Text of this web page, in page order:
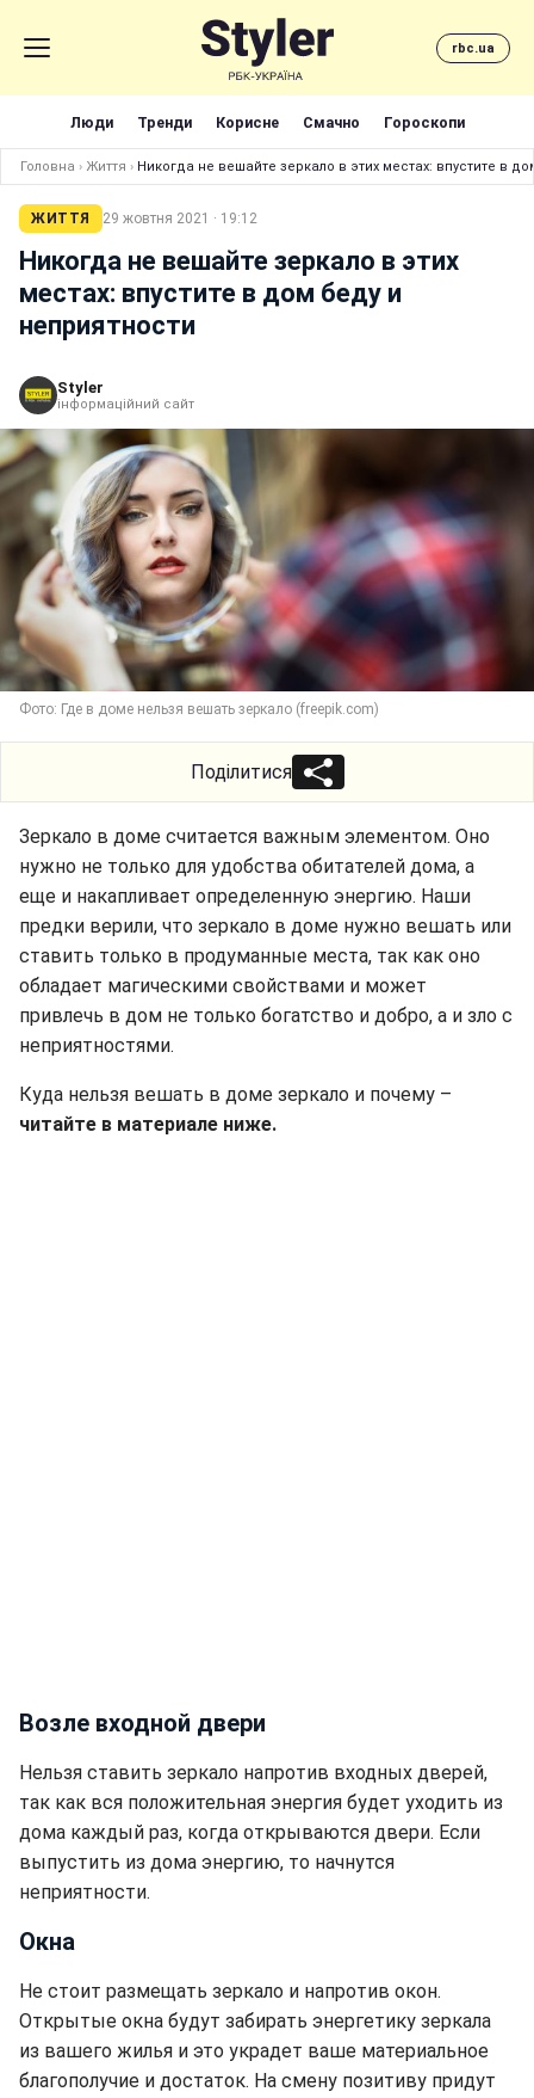
rbc.ua
Люди Тренди Корисне Смачно Гороскопи
Головна › Життя › Никогда не вешайте зеркало в этих местах: впустите в
ЖИТТЯ 29 жовтня 2021 · 19:12
Никогда не вешайте зеркало в этих
местах: впустите в дом беду и
неприятности
Styler
інформаційний сайт
Фото: Где в доме нельзя вешать зеркало (freepik.com)
Поділитися
Зеркало в доме считается важным элементом. Оно
нужно не только для удобства обитателей дома, а
еще и накапливает определенную энергию. Наши
предки верили, что зеркало в доме нужно вешать или
ставить только в продуманные места, так как оно
обладает магическими свойствами и может
привлечь в дом не только богатство и добро, а и зло с
неприятностями.
Куда нельзя вешать в доме зеркало и почему –
читайте в материале ниже.
Возле входной двери
Нельзя ставить зеркало напротив входных дверей,
так как вся положительная энергия будет уходить из
дома каждый раз, когда открываются двери. Если
выпустить из дома энергию, то начнутся
неприятности.
Окна
Не стоит размещать зеркало и напротив окон.
Открытые окна будут забирать энергетику зеркала
из вашего жилья и это украдет ваше материальное
благополучие и достаток. На смену позитиву придут